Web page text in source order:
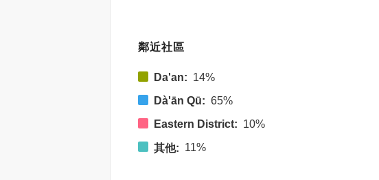
鄰近社區
Da'an: 14%
Dà'ān Qū: 65%
Eastern District: 10%
其他: 11%